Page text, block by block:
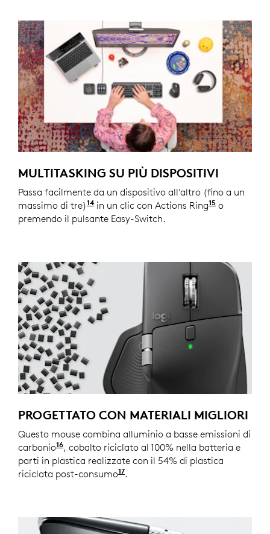
MULTITASKING SU PIÙ DISPOSITIVI
Passa facilmente da un dispositivo all'altro (fino a un
massimo di tre)14Per i dispositivi che utilizzano i
in un clic con Actions Ring15 Richiede
o
premendo il pulsante Easy-Switch.
PROGETTATO CON MATERIALI MIGLIORI
Questo mouse combina alluminio a basse emissioni di
carbonio16Per lo scroller
, cobalto riciclato al 100% nella batteria e
parti in plastica realizzate con il 54% di plastica
riciclata post-consumo17Sono escluse le parti in
.